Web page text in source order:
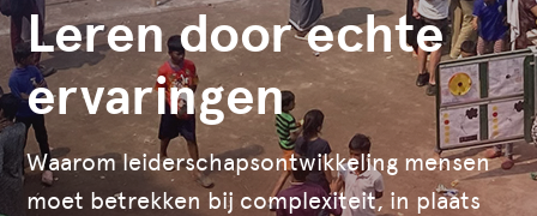
Leren door echte
ervaringen
Waarom leiderschapsontwikkeling mensen
moet betrekken bij complexiteit, in plaats